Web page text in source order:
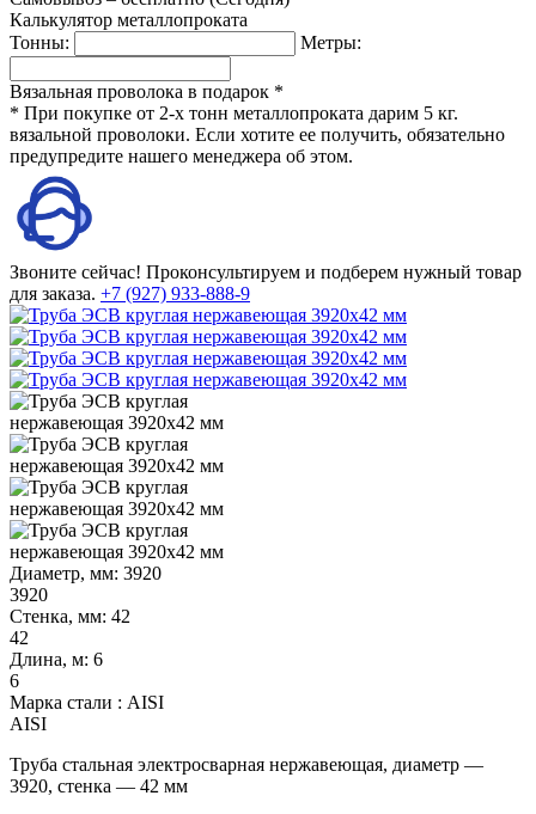
Калькулятор металлопроката
Тонны:
Метры:
Вязальная проволока в подарок *
* При покупке от 2-х тонн металлопроката дарим 5 кг.
вязальной проволоки. Если хотите ее получить, обязательно
предупредите нашего менеджера об этом.
Звоните сейчас! Проконсультируем и подберем нужный товар
для заказа. +7 (927) 933-888-9
Диаметр, мм: 3920
3920
Стенка, мм: 42
42
Длина, м: 6
6
Марка стали : AISI
AISI
Труба стальная электросварная нержавеющая, диаметр —
3920, стенка — 42 мм